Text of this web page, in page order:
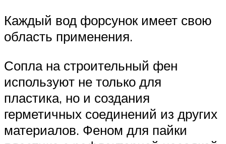
Каждый вод форсунок имеет свою
область применения.
Сопла на строительный фен
используют не только для
пластика, но и создания
герметичных соединений из других
материалов. Феном для пайки